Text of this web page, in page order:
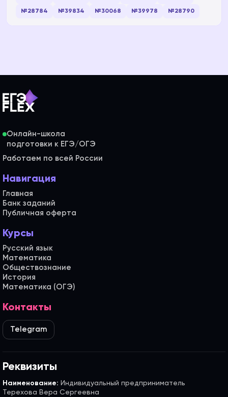
№28784 №39834 №30068 №39978 №28790
Онлайн-школа
Работаем по всей России
Навигация
Главная
Банк заданий
Публичная оферта
Курсы
Русский язык
Математика
Обществознание
История
Математика (ОГЭ)
Контакты
Telegram
Реквизиты
Наименование: Индивидуальный предприниматель
Терехова Вера Сергеевна